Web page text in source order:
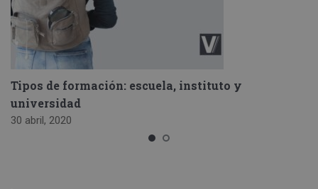
Tipos de formación: escuela, instituto y
universidad
30 abril, 2020